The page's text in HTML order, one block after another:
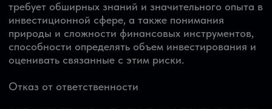
Отказ от ответственности
ВСЕ ЗАЯВЛЕНИЯ О ПОЛУЧЕНИИ ПРИБЫЛИ ИЛИ
ДОХОДА, А ТАКЖЕ ПРИМЕРЫ ПОЛУЧЕНИЯ
ПРИБЫЛИ ИЛИ ДОХОДА, КОТОРЫЕ МОГУТ БЫТЬ
РАЗМЕЩЕНЫ НА ДАННОМ САЙТЕ, ЯВЛЯЮТСЯ
ЕГО ПОЛУЧЕНИЯ. СЧИТАЯ ПРЕДПОЛАГАЕМУЮ